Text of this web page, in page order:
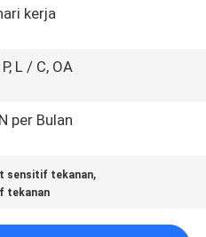
kerja
L / C, OA
per Bulan
sensitif tekanan,
tekanan